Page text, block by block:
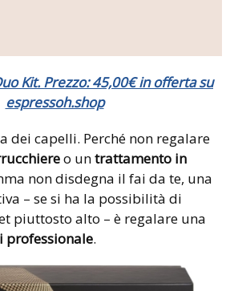
Kit. Prezzo: 45,00€ in offerta su
espressoh.shop
dei capelli. Perché non regalare
o untrattamento in
non disdegna il fai da te, una
– se si ha la possibilità di
piuttosto alto – è regalare una
professionale.